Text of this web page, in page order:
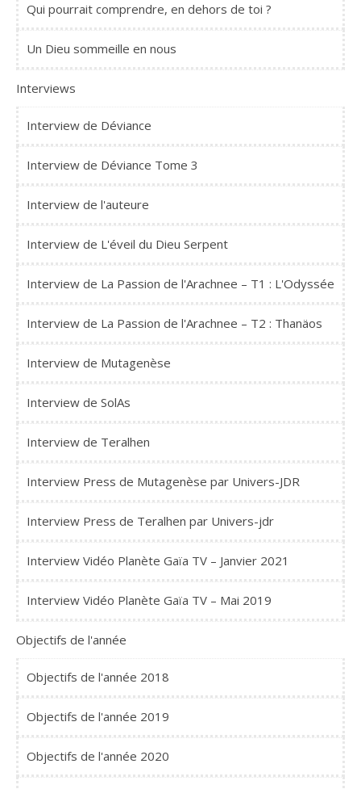
Qui pourrait comprendre, en dehors de toi ?
Un Dieu sommeille en nous
Interviews
Interview de Déviance
Interview de Déviance Tome 3
Interview de l'auteure
Interview de L'éveil du Dieu Serpent
Interview de La Passion de l'Arachnee – T1 : L'Odyssée
Interview de La Passion de l'Arachnee – T2 : Thanäos
Interview de Mutagenèse
Interview de SolAs
Interview de Teralhen
Interview Press de Mutagenèse par Univers-JDR
Interview Press de Teralhen par Univers-jdr
Interview Vidéo Planète Gaïa TV – Janvier 2021
Interview Vidéo Planète Gaïa TV – Mai 2019
Objectifs de l'année
Objectifs de l'année 2018
Objectifs de l'année 2019
Objectifs de l'année 2020